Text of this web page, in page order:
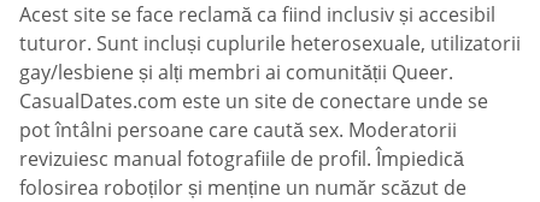
Acest site se face reclamă ca fiind inclusiv și accesibil
tuturor. Sunt incluși cuplurile heterosexuale, utilizatorii
gay/lesbiene și alți membri ai comunității Queer.
СasualDates.com este un site de conectare unde se
pot întâlni persoane care caută sex. Moderatorii
revizuiesc manual fotografiile de profil. Împiedică
folosirea roboților și menține un număr scăzut de